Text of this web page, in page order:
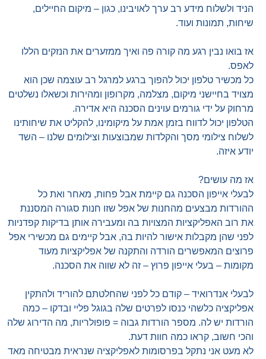
הניד ולשלוח מידע רב ערך לאויבינו, כגון – מיקום החיילים,
שיחות, תמונות ועוד.
אז בואו נבין רגע מה קורה פה ואיך ממזערים את הנזקים הללו
לאפס.
כל מכשיר טלפון יכול להפוך ברגע למרגל רב עוצמה שכן הוא
מצויד בחיישני מיקום, מצלמה, מקרופון ומהירות וכשאלו נשלטים
מרחוק על ידי גורמים עוינים הסכנה היא אדירה.
הטלפון יכול לדווח בזמן אמת על מיקומינו, להקליט את שיחותינו
לשלוח צילומי מסך והקלדות שמבוצעות וצילומים שלנו – השד
יודע איזה.
אז מה עושים?
לבעלי אייפון הסכנה גם קיימת אבל פחות, מאחר ואת כל
ההורדות מבצעים מהחנות של אפל שזו חנות סגורה המסננת
את רוב האפליקציות המצויות בה ומעבירה אותן בדיקות קפדניות
לפני שהן מקבלות אישור להיות בה, אבל קיימים גם מכשירי אפל
פרוצים המאפשרים הורדה והתקנה של אפליקציות מעוד
מקומות – בעלי אייפון פרוץ – זה לא שווה את הסכנה.
לבעלי אנדרואיד – קודם כל לפני שהחלטתם להוריד ולהתקין
אפליקציה כלשהי כנסו לפרטים שלה בגוגל פליי ובדקו – כמה
הורדות יש לה. מספר הורדות גבוה = פופולריות, מה הדירוג שלה
והכי חשוב, קראו כמה חוות דעת.
לא מעט אני נתקל בפרסומות לאפליקציה שנראית מבטיחה מאד